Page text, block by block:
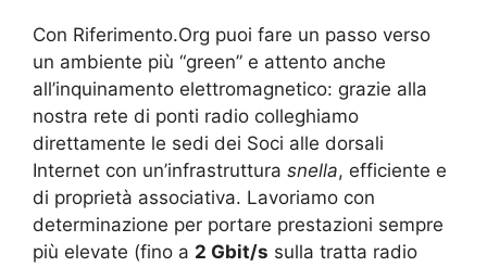
Con Riferimento.Org puoi fare un passo verso
un ambiente più “green” e attento anche
all’inquinamento elettromagnetico: grazie alla
nostra rete di ponti radio colleghiamo
direttamente le sedi dei Soci alle dorsali
Internet con un’infrastruttura snella, efficiente e
di proprietà associativa. Lavoriamo con
determinazione per portare prestazioni sempre
più elevate (fino a 2 Gbit/s sulla tratta radio